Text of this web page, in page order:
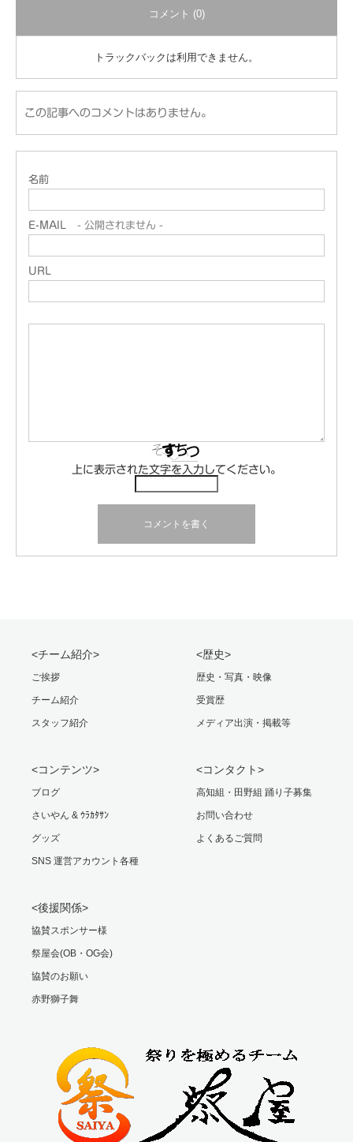
コメント (0)
トラックバックは利用できません。
この記事へのコメントはありません。
名前
E-MAIL - 公開されません -
URL
上に表示された文字を入力してください。
<チーム紹介>
ご挨拶
チーム紹介
スタッフ紹介
<歴史>
歴史・写真・映像
受賞歴
メディア出演・掲載等
<コンテンツ>
ブログ
さいやん & ｳﾗｶﾀｻﾝ
グッズ
SNS 運営アカウント各種
<コンタクト>
高知組・田野組 踊り子募集
お問い合わせ
よくあるご質問
<後援関係>
協賛スポンサー様
祭屋会(OB・OG会)
協賛のお願い
赤野獅子舞